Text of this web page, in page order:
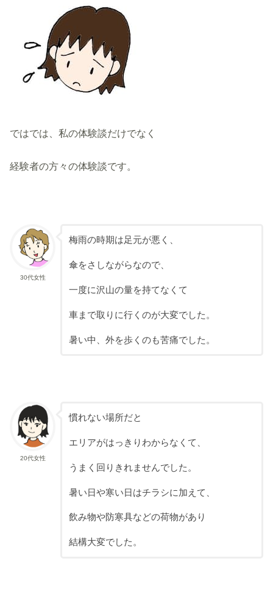
ではでは、私の体験談だけでなく
経験者の方々の体験談です。
30代女性
梅雨の時期は足元が悪く、
傘をさしながらなので、
一度に沢山の量を持てなくて
車まで取りに行くのが大変でした。
暑い中、外を歩くのも苦痛でした。
20代女性
慣れない場所だと
エリアがはっきりわからなくて、
うまく回りきれませんでした。
暑い日や寒い日はチラシに加えて、
飲み物や防寒具などの荷物があり
結構大変でした。